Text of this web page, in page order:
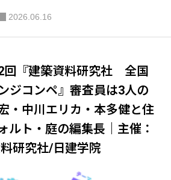
くりトーク＃01］｜公益社団法人 日本
築家協会（JIA）関東甲信越支部 住宅部
2026.06.16
2回『建築資料研究社 全国
ジコンペ』審査員は3人の
中川エリカ・本多健と住
ルト・庭の編集長｜主催：
研究社/日建学院